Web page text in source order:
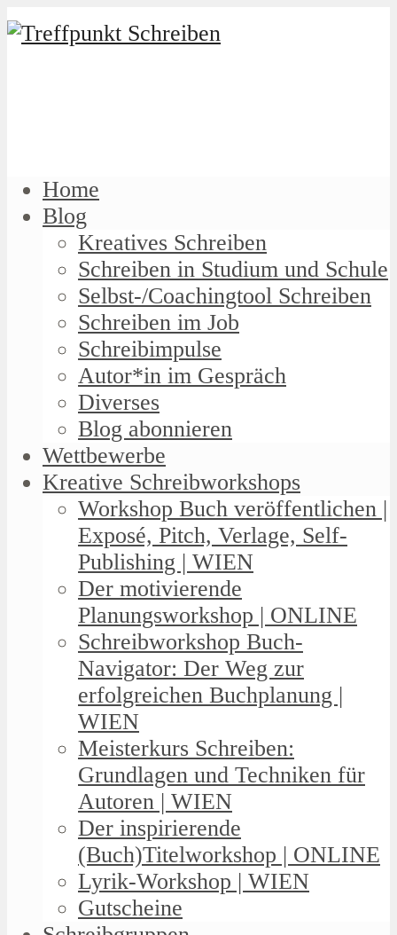
Home
Blog
Kreatives Schreiben
Schreiben in Studium und Schule
Selbst-/Coachingtool Schreiben
Schreiben im Job
Schreibimpulse
Autor*in im Gespräch
Diverses
Blog abonnieren
Wettbewerbe
Kreative Schreibworkshops
Workshop Buch veröffentlichen |
Exposé, Pitch, Verlage, Self-
Publishing | WIEN
Der motivierende
Planungsworkshop | ONLINE
Schreibworkshop Buch-
Navigator: Der Weg zur
erfolgreichen Buchplanung |
WIEN
Meisterkurs Schreiben:
Grundlagen und Techniken für
Autoren | WIEN
Der inspirierende
(Buch)Titelworkshop | ONLINE
Lyrik-Workshop | WIEN
Gutscheine